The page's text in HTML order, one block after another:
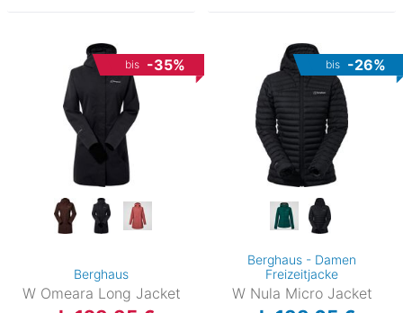
bis -35%
Berghaus
W Omeara Long Jacket
bis -26%
Berghaus - Damen
Freizeitjacke
W Nula Micro Jacket